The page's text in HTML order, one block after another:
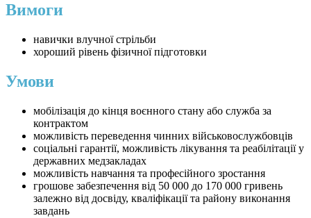
Вимоги
навички влучної стрільби
хороший рівень фізичної підготовки
Умови
мобілізація до кінця воєнного стану або служба за
контрактом
можливість переведення чинних військовослужбовців
соціальні гарантії, можливість лікування та реабілітації у
державних медзакладах
можливість навчання та професійного зростання
грошове забезпечення від 50 000 до 170 000 гривень
залежно від досвіду, кваліфікації та району виконання
завдань